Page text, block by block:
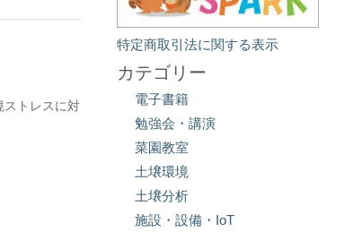
ストレスに対
特定商取引法に関する表示
カテゴリー
電子書籍
勉強会・講演
菜園教室
土壌環境
土壌分析
施設・設備・IoT